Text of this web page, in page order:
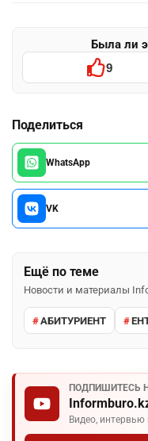
Была ли
9
Поделиться
WhatsApp
VK
Ещё по теме
Новости и материалы
АБИТУРИЕНТ
ПОДПИШИТЕСЬ
Видео,